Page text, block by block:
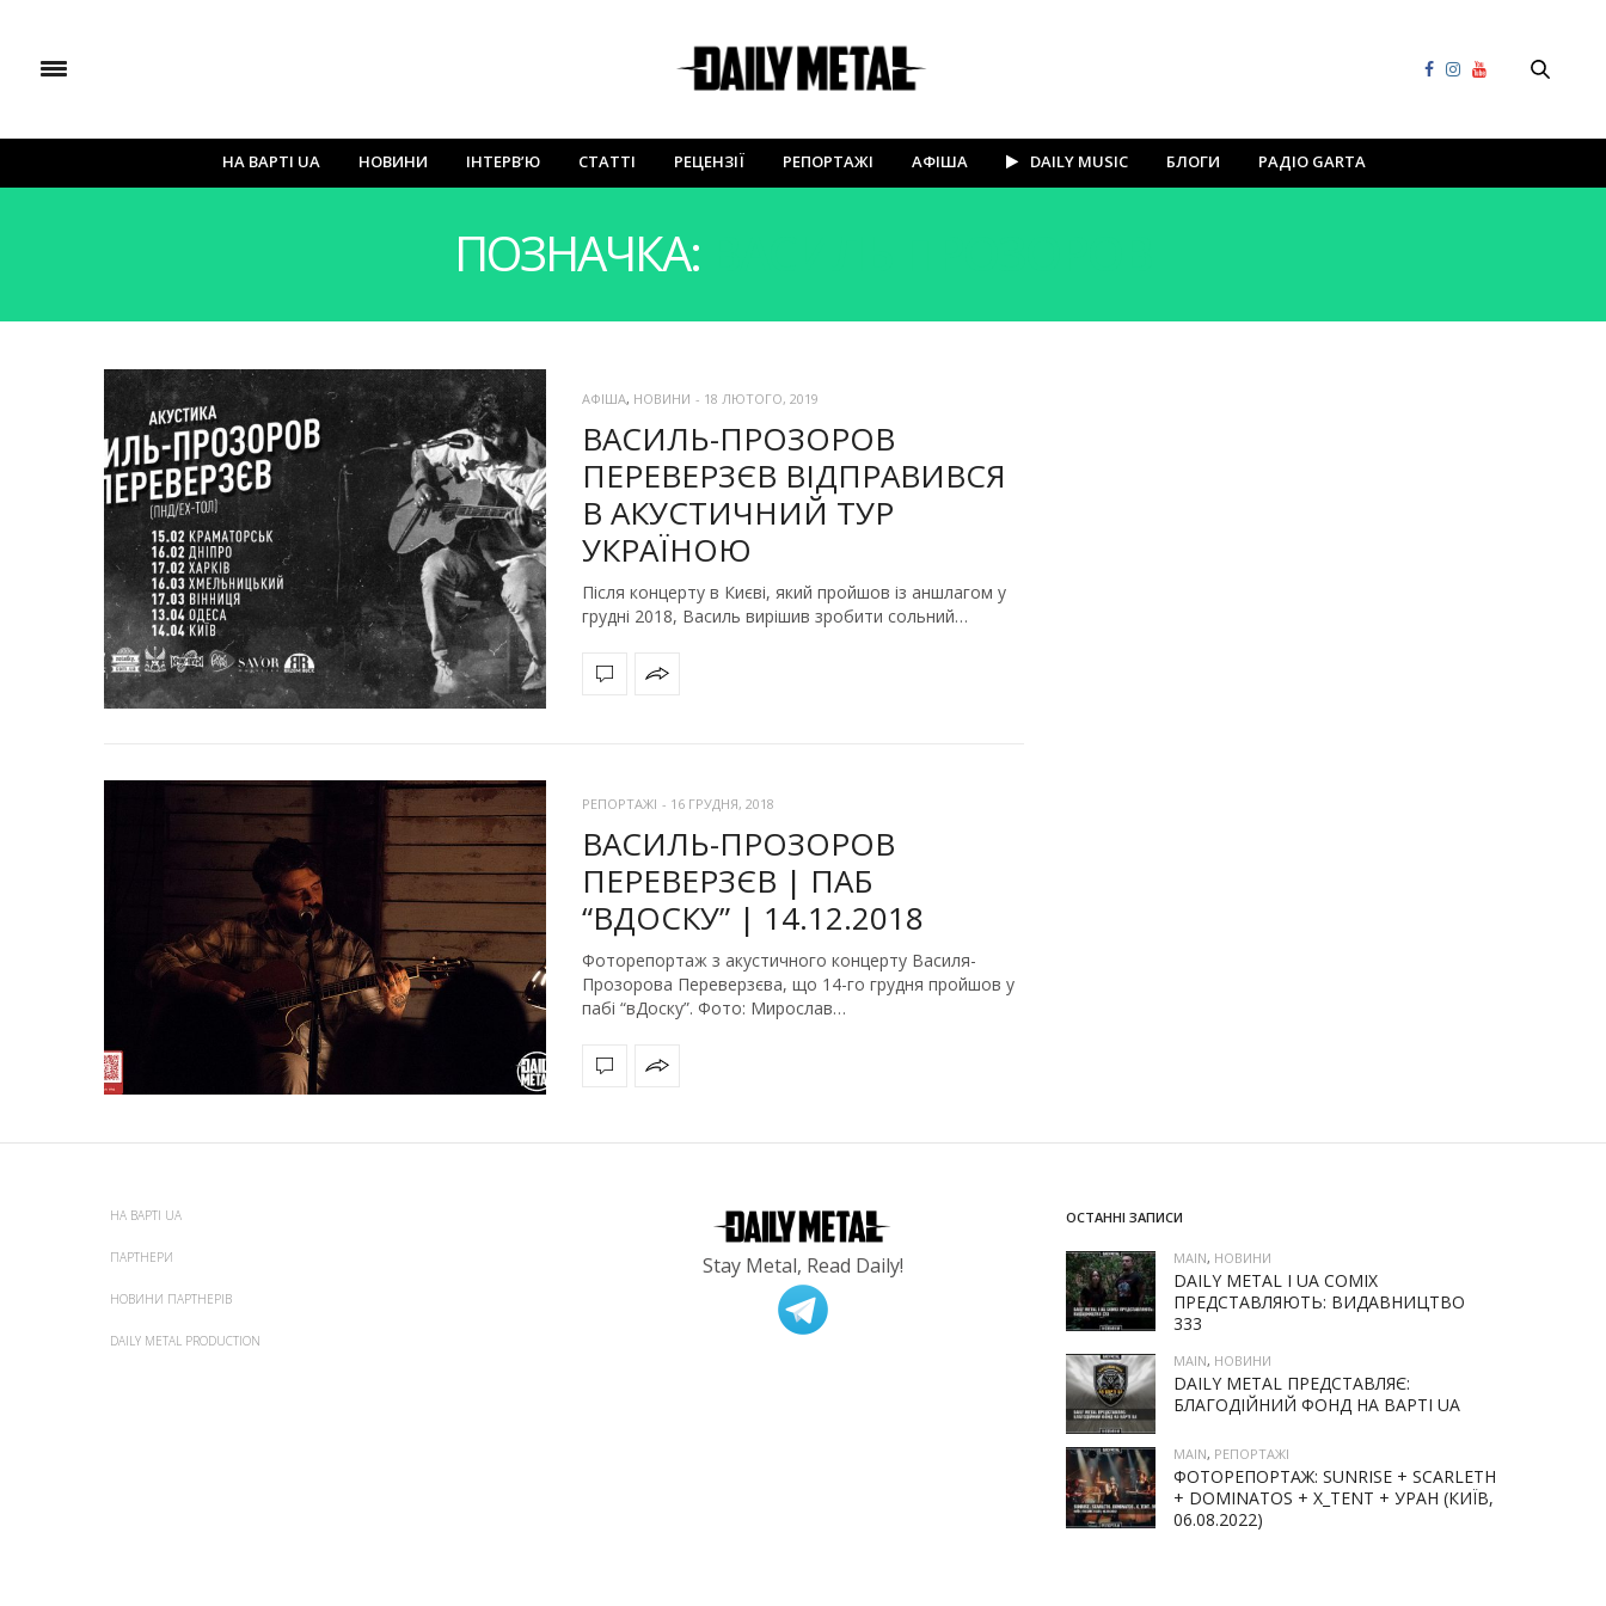
НА ВАРТІ UA НОВИНИ ІНТЕРВ’Ю СТАТТІ РЕЦЕНЗІЇ РЕПОРТАЖІ АФІША DAILY MUSIC БЛОГИ РАДІО GARTA
ПОЗНАЧКА:
АФІША, НОВИНИ - 18 ЛЮТОГО, 2019
ВАСИЛЬ-ПРОЗОРОВ
ПЕРЕВЕРЗЄВ ВІДПРАВИВСЯ
В АКУСТИЧНИЙ ТУР
УКРАЇНОЮ
Після концерту в Києві, який пройшов із аншлагом у
грудні 2018, Василь вирішив зробити сольний…
РЕПОРТАЖІ - 16 ГРУДНЯ, 2018
ВАСИЛЬ-ПРОЗОРОВ
ПЕРЕВЕРЗЄВ | ПАБ
“ВДОСКУ” | 14.12.2018
Фоторепортаж з акустичного концерту Василя-
Прозорова Переверзєва, що 14-го грудня пройшов у
пабі “вДоску”. Фото: Мирослав…
НА ВАРТІ UA
ПАРТНЕРИ
НОВИНИ ПАРТНЕРІВ
DAILY METAL PRODUCTION
Stay Metal, Read Daily!
ОСТАННІ ЗАПИСИ
MAIN, НОВИНИ
DAILY METAL І UA COMIX
ПРЕДСТАВЛЯЮТЬ: ВИДАВНИЦТВО
333
MAIN, НОВИНИ
DAILY METAL ПРЕДСТАВЛЯЄ:
БЛАГОДІЙНИЙ ФОНД НА ВАРТІ UA
MAIN, РЕПОРТАЖІ
ФОТОРЕПОРТАЖ: SUNRISE + SCARLETH
+ DOMINATOS + X_TENT + УРАН (КИЇВ,
06.08.2022)